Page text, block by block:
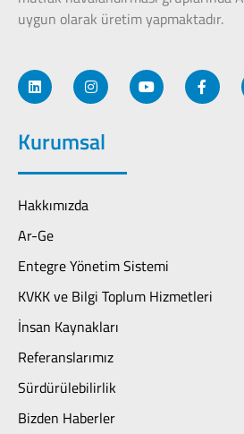
uygun olarak üretim yapmaktadır.
Kurumsal
Hakkımızda
Ar-Ge
Entegre Yönetim Sistemi
KVKK ve Bilgi Toplum Hizmetleri
İnsan Kaynakları
Referanslarımız
Sürdürülebilirlik
Bizden Haberler